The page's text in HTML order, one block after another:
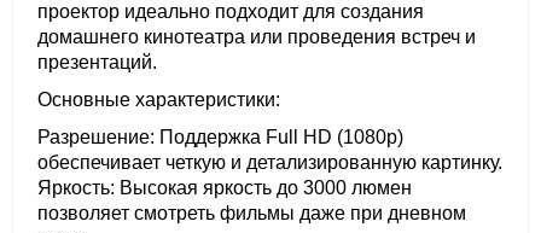
проектор идеально подходит для создания
домашнего кинотеатра или проведения встреч и
презентаций.
Основные характеристики:
Разрешение: Поддержка Full HD (1080p)
обеспечивает четкую и детализированную картинку.
Яркость: Высокая яркость до 3000 люмен
позволяет смотреть фильмы даже при дневном